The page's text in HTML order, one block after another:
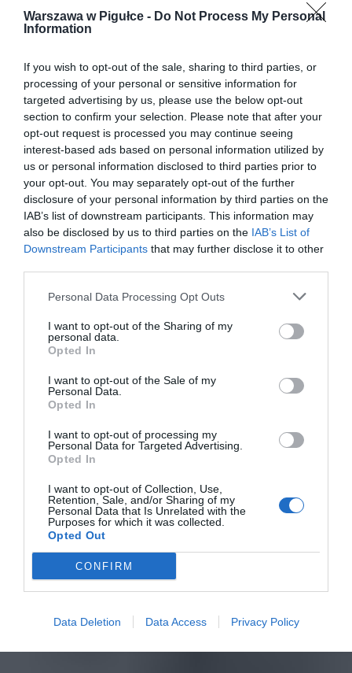
Warszawa w Pigułce - Do Not Process My Personal
Information
If you wish to opt-out of the sale, sharing to third parties, or
processing of your personal or sensitive information for
targeted advertising by us, please use the below opt-out
section to confirm your selection. Please note that after your
opt-out request is processed you may continue seeing
interest-based ads based on personal information utilized by
us or personal information disclosed to third parties prior to
your opt-out. You may separately opt-out of the further
disclosure of your personal information by third parties on the
IAB’s list of downstream participants. This information may
also be disclosed by us to third parties on the IAB’s List of
Downstream Participants that may further disclose it to other
Personal Data Processing Opt Outs
I want to opt-out of the Sharing of my
personal data.
Opted In
I want to opt-out of the Sale of my
Personal Data.
Opted In
I want to opt-out of processing my
Personal Data for Targeted Advertising.
Opted In
I want to opt-out of Collection, Use,
Retention, Sale, and/or Sharing of my
Personal Data that Is Unrelated with the
Purposes for which it was collected.
Opted Out
CONFIRM
Data Deletion Data Access Privacy Policy